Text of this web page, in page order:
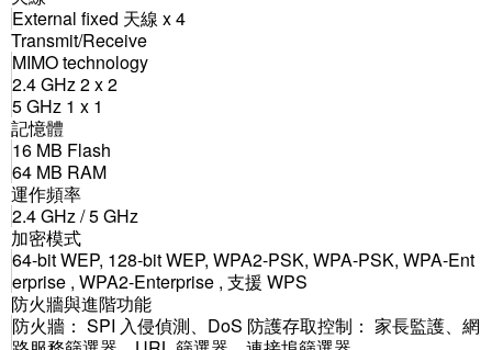
External fixed 天線 x 4
Transmit/Receive
MIMO technology
2.4 GHz 2 x 2
5 GHz 1 x 1
記憶體
16 MB Flash
64 MB RAM
運作頻率
2.4 GHz / 5 GHz
加密模式
64-bit WEP, 128-bit WEP, WPA2-PSK, WPA-PSK, WPA-Ent
erprise , WPA2-Enterprise , 支援 WPS
防火牆與進階功能
防火牆： SPI 入侵偵測、DoS 防護存取控制： 家長監護、網